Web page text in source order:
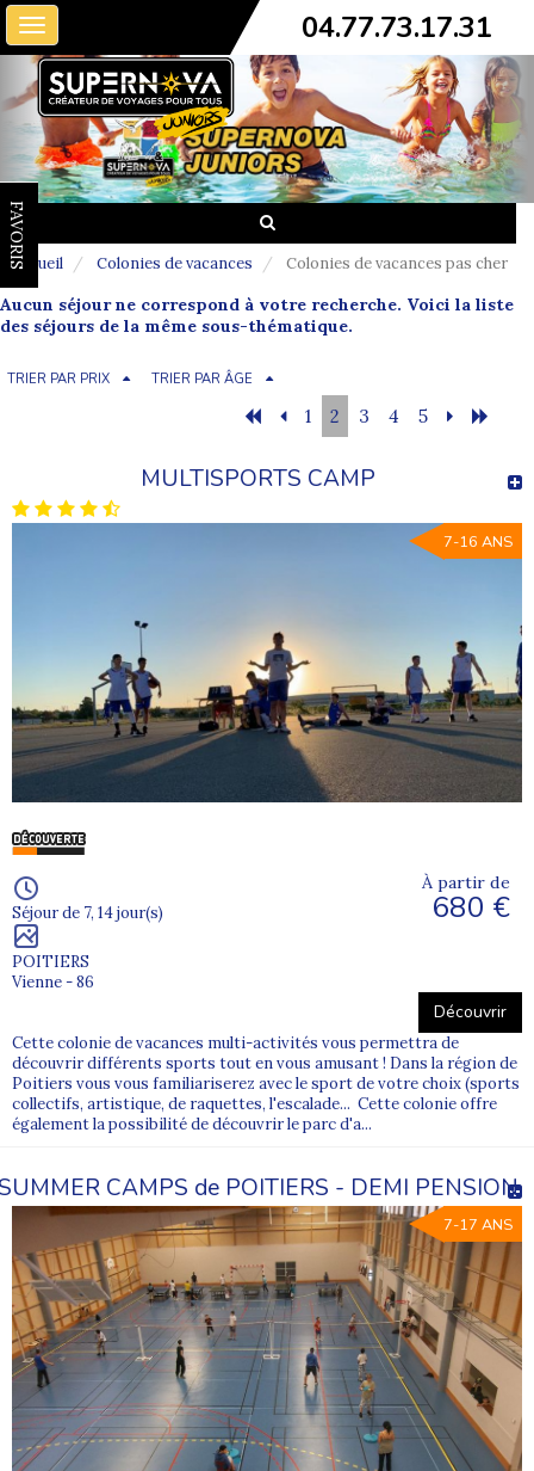
Toggle
navigation
04.77.73.17.31
FAVORIS
Accueil Colonies de vacances Colonies de vacances pas cher
Aucun séjour ne correspond à votre recherche. Voici la liste
des séjours de la même sous-thématique.
TRIER PAR PRIX TRIER PAR ÂGE
1 2 3 4 5
MULTISPORTS CAMP
7-16 ANS
Séjour de 7, 14 jour(s)
POITIERS
Vienne - 86
À partir de
680 €
Découvrir
Cette colonie de vacances multi-activités vous permettra de
découvrir différents sports tout en vous amusant ! Dans la région de
Poitiers vous vous familiariserez avec le sport de votre choix (sports
collectifs, artistique, de raquettes, l'escalade... Cette colonie offre
également la possibilité de découvrir le parc d'a...
CAMPS de POITIERS - DEMI PENSION
7-17 ANS